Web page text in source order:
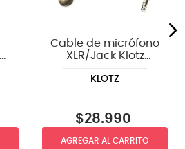
Cable de micrófono
XLR/Jack Klotz
KLOTZ
$28.990
AGREGAR AL CARRITO